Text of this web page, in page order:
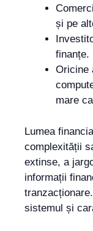
și pe
finanțe.
Oricine
mare
Lumea
complexității
extinse, a
informații
sistemul și